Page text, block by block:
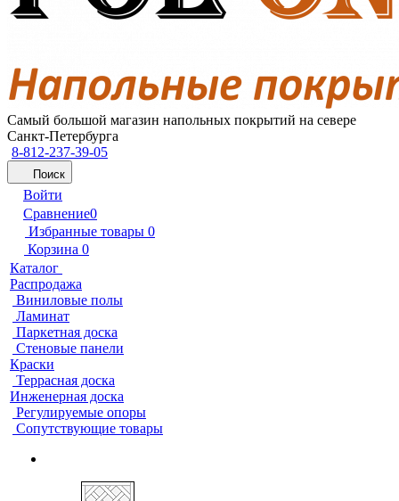
Самый большой магазин напольных покрытий на севере
Санкт-Петербурга
8-812-237-39-05
Поиск
Войти
Сравнение0
Избранные товары 0
Корзина 0
Каталог
Распродажа
Виниловые полы
Ламинат
Паркетная доска
Стеновые панели
Краски
Террасная доска
Инженерная доска
Регулируемые опоры
Сопутствующие товары